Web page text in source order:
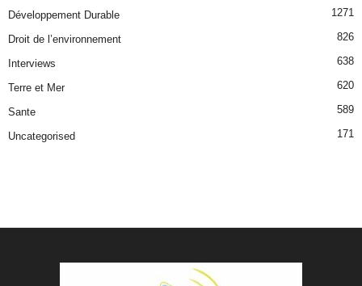
Développement Durable 1271
Droit de l’environnement 826
Interviews 638
Terre et Mer 620
Sante 589
Uncategorised 171